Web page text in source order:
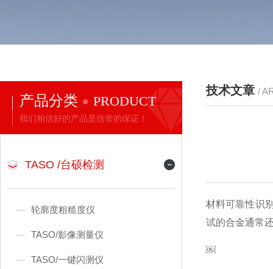
产品分类 PRODUCT
我们相信好的产品是信誉的保证！
TASO /台硕检测
轮廓度粗糙度仪
TASO/影像测量仪
TASO/一键闪测仪
技术文章 /
材料可靠性识
试的合金通常
￼